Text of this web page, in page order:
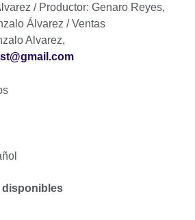
/ Productor: Genaro Reyes,
Álvarez / Ventas
Alvarez,
disponibles